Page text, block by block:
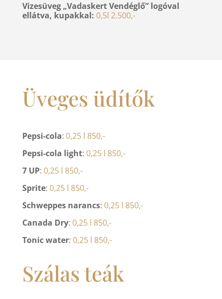
Vizesüveg „Vadaskert Vendéglő” logóval
ellátva, kupakkal: 0,5l 2.500,-
Üveges üdítők
Pepsi-cola: 0,25 l 850,-
Pepsi-cola light: 0,25 l 850,-
7 UP: 0,25 l 850,-
Sprite: 0,25 l 850,-
Schweppes narancs: 0,25 l 850,-
Canada Dry: 0,25 l 850,-
Tonic water: 0,25 l 850,-
Szálas teák